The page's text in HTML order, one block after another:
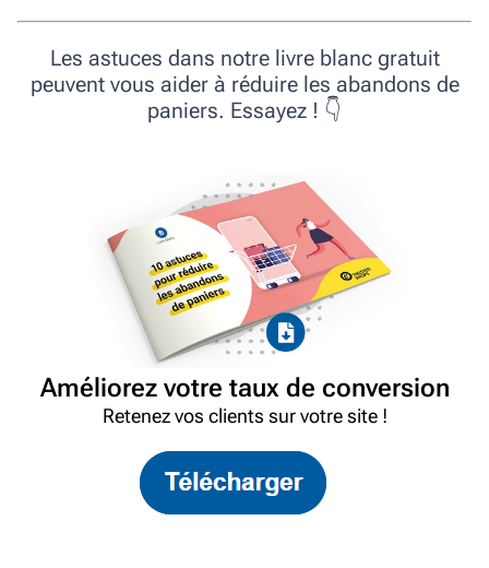
Les astuces dans notre livre blanc gratuit
peuvent vous aider à réduire les abandons de
paniers. Essayez ! 👇
Améliorez votre taux de conversion
Retenez vos clients sur votre site !